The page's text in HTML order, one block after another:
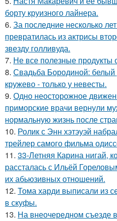
борту круизного лайнера.
6. За последние несколько
превратилась из актрисы
звезду голливуда.
7. Не все полезные продукты
8. Свадьба Бородиной: белый
кружево - только у невесты.
9. Одно неосторожное
приморские врачи вернули
нормальную жизнь после
10. Ролик с Энн хэтэуэй
трейлер самого фильма
11. 33-Летняя Карина нигай,
рассталась с Ильёй
их абьюзивных отношений.
12. Тома харди выписали из
в скуфы.
13. На внеочередном съезде